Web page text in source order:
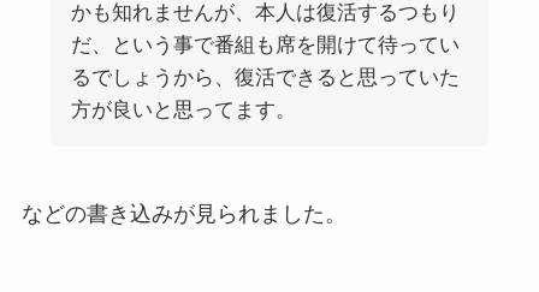
かも知れませんが、本人は復活するつもり
だ、という事で番組も席を開けて待ってい
るでしょうから、復活できると思っていた
方が良いと思ってます。
などの書き込みが見られました。